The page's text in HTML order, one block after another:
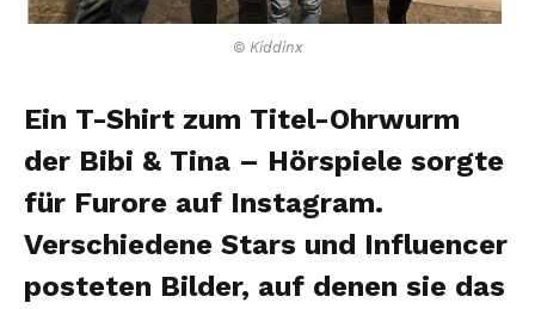
© Kiddinx
Ein T-Shirt zum Titel-Ohrwurm
der Bibi & Tina – Hörspiele sorgte
für Furore auf Instagram.
Verschiedene Stars und Influencer
posteten Bilder, auf denen sie das